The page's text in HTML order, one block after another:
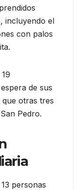
incluyendo el
con palos
de sus
que otras tres
Pedro.
personas